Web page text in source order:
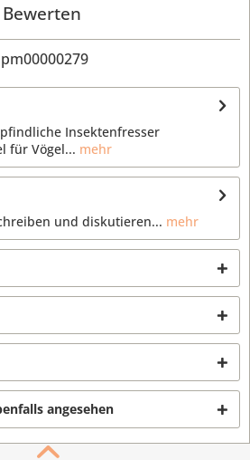
Bewerten
pm00000279
Insektenfresser
für Vögel... mehr
und diskutieren... mehr
angesehen